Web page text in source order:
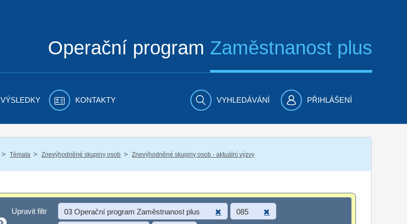
Operační program Zaměstnanost plus
VÝSLEDKY KONTAKTY VYHLEDÁVÁNÍ PŘIHLÁŠENÍ
/ Témata / Znevýhodněné skupiny osob / Znevýhodněné skupiny osob - aktuální výzvy
Upravit filtr
Upravit filtr 03 Operační program Zaměstnanost plus 085